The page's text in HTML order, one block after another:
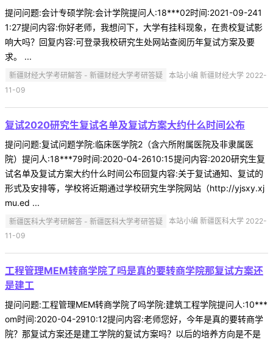
提问问题:会计专硕学院:会计学院提问人:18***02时间:2021-09-241
1:27提问内容:你好老师，我想问下，大学有挂科现象，在贵校复试影
响大吗？回复内容:可登录我校研究生处网站查阅历年复试方案及要
求。 ...
新疆财经大学考研解答 - 新疆财经大学考研答疑
本站小编 新疆财经大学 2022-
11-09
复试2020研究生复试名单及复试方案大约什么时间公布
提问问题:复试问题学院:临床医学院2（含六所附属医院及非隶属医
院）提问人:18***79时间:2020-04-2610:15提问内容:2020研究生复
试名单及复试方案大约什么时间公布回复内容:关于复试通知、复试的
形式及安排等，学校将近期通过学校研究生学院网站（http://yjsxy.xj
mu.ed ...
新疆医科大学考研解答 - 新疆医科大学考研答疑
本站小编 新疆医科大学 2022-
11-09
工程管理MEM转商学院了吗是真的要转商学院那复试方案还
是建工
提问问题:工程管理MEM转商学院了吗学院:建筑工程学院提问人:10***
om时间:2020-04-2910:12提问内容:老师您好，今年是真的要转商学
院？那复试方案还是建工学院的复试方案吗？以后的培养方向是不是